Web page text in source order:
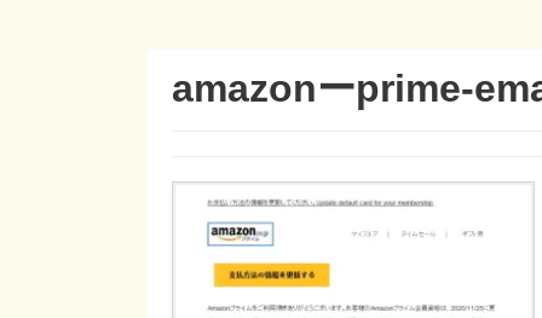
amazonーprime-